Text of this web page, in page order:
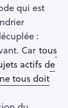
qui est
:
Car tous
actifs de
tous doit